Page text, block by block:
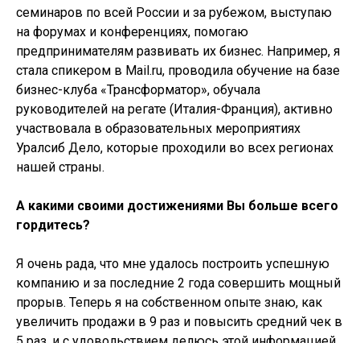
семинаров по всей России и за рубежом, выступаю
на форумах и конференциях, помогаю
предпринимателям развивать их бизнес. Например, я
стала спикером в Mail.ru, проводила обучение на базе
бизнес-клуба «Трансформатор», обучала
руководителей на регате (Италия-Франция), активно
участвовала в образовательных мероприятиях
Уралсиб Дело, которые проходили во всех регионах
нашей страны.
А какими своими достижениями Вы больше всего
гордитесь?
Я очень рада, что мне удалось построить успешную
компанию и за последние 2 года совершить мощный
прорыв. Теперь я на собственном опыте знаю, как
увеличить продажи в 9 раз и повысить средний чек в